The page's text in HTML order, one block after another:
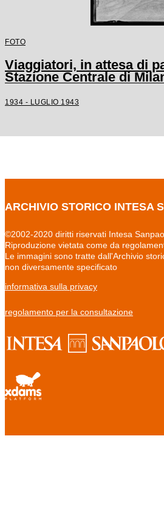
FOTO
Viaggiatori, in attesa di
Stazione Centrale di
1934 - LUGLIO 1943
ARCHIVIO STORICO INTESA
©2002-2020 diritti riservati Intesa
Riproduzione vietata come da
Le immagini sono tratte dall'Archivio
non diversamente specificato
informativa sulla privacy
regolamento per la consultazione